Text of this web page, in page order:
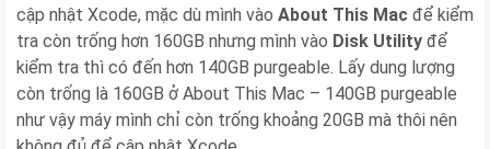
cập nhật Xcode, mặc dù mình vào About This Mac để kiểm
tra còn trống hơn 160GB nhưng mình vào Disk Utility để
kiểm tra thì có đến hơn 140GB purgeable. Lấy dung lượng
còn trống là 160GB ở About This Mac – 140GB purgeable
như vậy máy mình chỉ còn trống khoảng 20GB mà thôi nên